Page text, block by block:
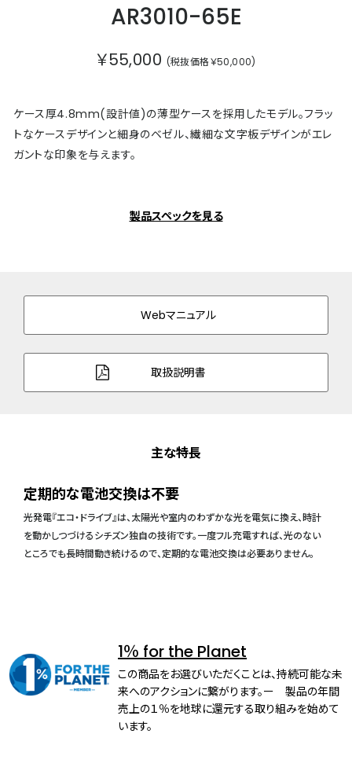
AR3010-65E
￥55,000 (税抜価格￥50,000)
ケース厚4.8mm(設計値)の薄型ケースを採用したモデル。フラッ
トなケースデザインと細身のベゼル、繊細な文字板デザインがエレ
ガントな印象を与えます。
製品スペックを見る
Webマニュアル
取扱説明書
主な特長
定期的な電池交換は不要
光発電『エコ・ドライブ』は、太陽光や室内のわずかな光を電気に換え、時計
を動かしつづけるシチズン独自の技術です。一度フル充電すれば、光のない
ところでも長時間動き続けるので、定期的な電池交換は必要ありません。
1％ for the Planet
この商品をお選びいただくことは、持続可能な未
来へのアクションに繋がります。ー 製品の年間
売上の１％を地球に還元する取り組みを始めて
います。